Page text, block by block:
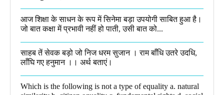
आज शिक्षा के साधन के रूप में सिनेमा बड़ा उपयोगी साबित हुआ है।
जो बात कक्षा में प्रभावी नहीं हो पाती, उसी बात को...
साहब तें सेवक बड़ो जो निज धरम सुजान । राम बाँधि उतरे उदधि,
लाँघि गए हनुमान ।।​ अर्थ बताएं।
Which is the following is not a type of equality a. natural